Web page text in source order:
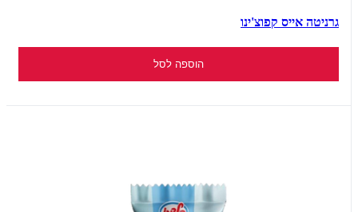
גרניטה אייס קפוצ'ינו
הוספה לסל